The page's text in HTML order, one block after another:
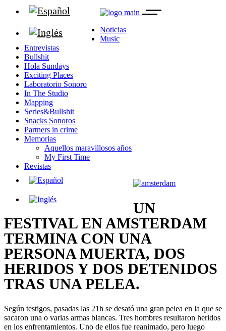
Noticias
Music
Entrevistas
Bullshit
Hola Sundays
Exciting Places
Laboratorio Sonoro
In The Studio
Mapping
Series&Bullshit
Snacks Sonoros
Partners in crime
Memorias
Aquellos maravillosos años
My First Time
Revistas
UN
FESTIVAL EN AMSTERDAM
TERMINA CON UNA
PERSONA MUERTA, DOS
HERIDOS Y DOS DETENIDOS
TRAS UNA PELEA.
Según testigos, pasadas las 21h se desató una gran pelea en la que se
sacaron una o varias armas blancas. Tres hombres resultaron heridos
en los enfrentamientos. Uno de ellos fue reanimado, pero luego